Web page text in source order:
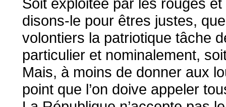
Soit exploitée par les rouges
disons-le pour êtres justes,
volontiers la patriotique tâche
particulier et nominalement,
Mais, à moins de donner aux
point que l’on doive appeler